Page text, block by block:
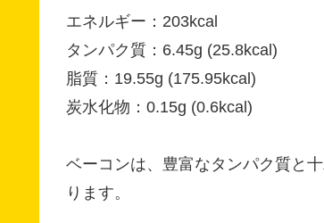
エネルギー：203kcal
タンパク質：6.45g (25.8kcal)
脂質：19.55g (175.95kcal)
炭水化物：0.15g (0.6kcal)
ベーコンは、豊富なタンパク質と
ります。